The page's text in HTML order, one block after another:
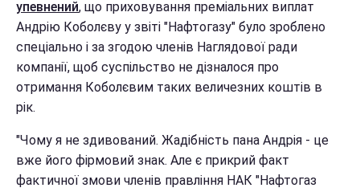
упевнений, що приховування преміальних виплат
Андрію Коболєву у звіті "Нафтогазу" було зроблено
спеціально і за згодою членів Наглядової ради
компанії, щоб суспільство не дізналося про
отримання Коболєвим таких величезних коштів в
рік.
"Чому я не здивований. Жадібність пана Андрія - це
вже його фірмовий знак. Але є прикрий факт
фактичної змови членів правління НАК "Нафтогаз